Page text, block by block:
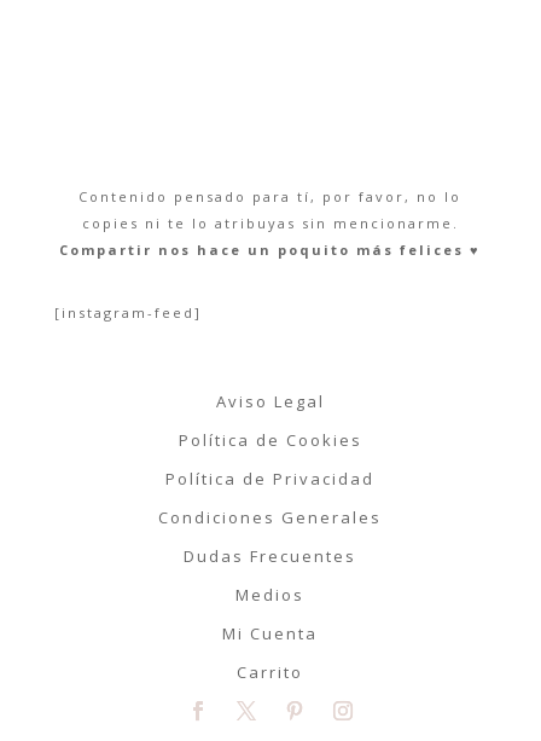
Contenido pensado para tí, por favor, no lo
copies ni te lo atribuyas sin mencionarme.
Compartir nos hace un poquito más felices ♥︎
[instagram-feed]
Aviso Legal
Política de Cookies
Política de Privacidad
Condiciones Generales
Dudas Frecuentes
Medios
Mi Cuenta
Carrito